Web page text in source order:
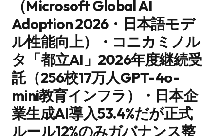
（Microsoft Global AI
Adoption 2026・日本語モデ
ル性能向上）・コニカミノル
タ「都立AI」2026年度継続受
託（256校17万人GPT-4o-
mini教育インフラ）・日本企
業生成AI導入53.4%だが正式
ルール12%のみガバナンス整